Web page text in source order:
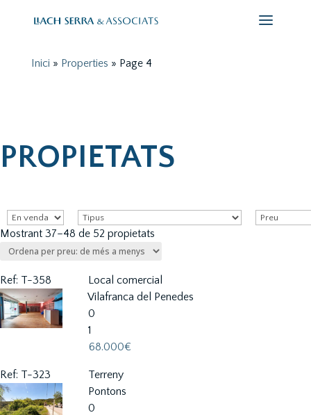
Inici » Properties » Page 4
PROPIETATS
Mostrant 37–48 de 52 propietats
Ref: T-358
Local comercial
Vilafranca del Penedes
0
1
68.000€
Ref: T-323
Terreny
Pontons
0